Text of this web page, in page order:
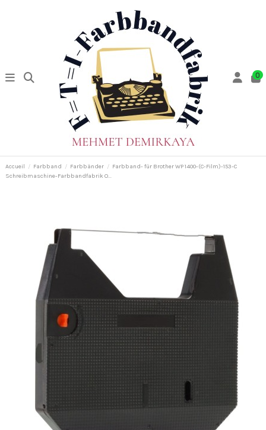
0
Accueil Farbband Farbbänder
Farbband- für Brother WP 1400-(C-Film)-153-C
Schreibmaschine-Farbbandfabrik O...